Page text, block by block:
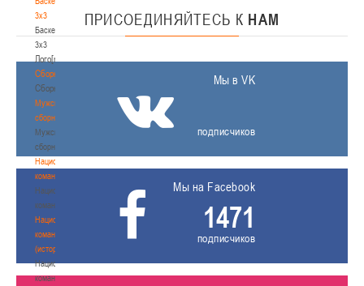
3х3
Баскетбол
3х3
Лого[modid=121]
Сборные
Сборные
Мужские
сборные
Мужские
сборные
Национальная
команда
Национальная
команда
Национальная
команда
(история)
Национальная
команда
ПРИСОЕДИНЯЙТЕСЬ К НАМ
Мы в VK
подписчиков
Мы на Facebook
1471
подписчиков